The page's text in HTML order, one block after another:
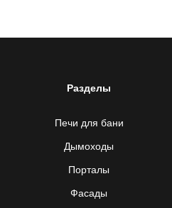
Разделы
Печи для бани
Дымоходы
Порталы
Фасады